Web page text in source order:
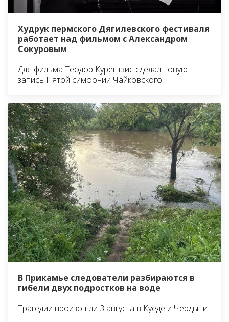
Худрук пермского Дягилевского фестиваля
работает над фильмом с Александром
Сокуровым
Для фильма Теодор Курентзис сделал новую
запись Пятой симфонии Чайковского
В Прикамье следователи разбираются в
гибели двух подростков на воде
Трагедии произошли 3 августа в Куеде и Чердыни